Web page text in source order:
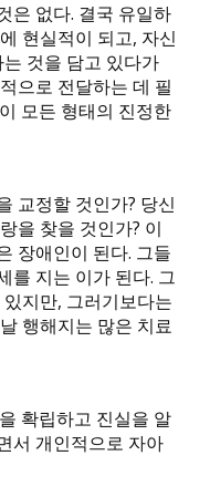
은 없다. 결국 유일하
현실적이 되고, 자신
것을 담고 있다가
으로 전달하는 데 필
모든 형태의 진정한
교정할 것인가? 당신
을 찾을 것인가? 이
장애인이 된다. 그들
를 지는 이가 된다. 그
지만, 그러기보다는
행해지는 많은 치료
확립하고 진실을 알
서 개인적으로 자아